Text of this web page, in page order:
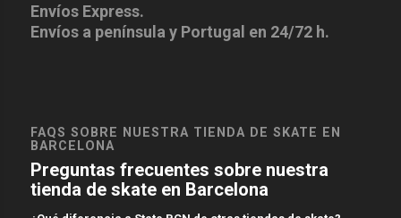
Envíos Express.
Envíos a península y Portugal en 24/72 h.
FAQS SOBRE NUESTRA TIENDA DE SKATE EN
BARCELONA
Preguntas frecuentes sobre nuestra
tienda de skate en Barcelona